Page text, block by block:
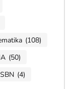
(108)
(50)
(4)